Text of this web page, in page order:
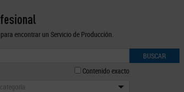
encontrar un Servicio de Producción.
BUSCAR
Contenido exacto